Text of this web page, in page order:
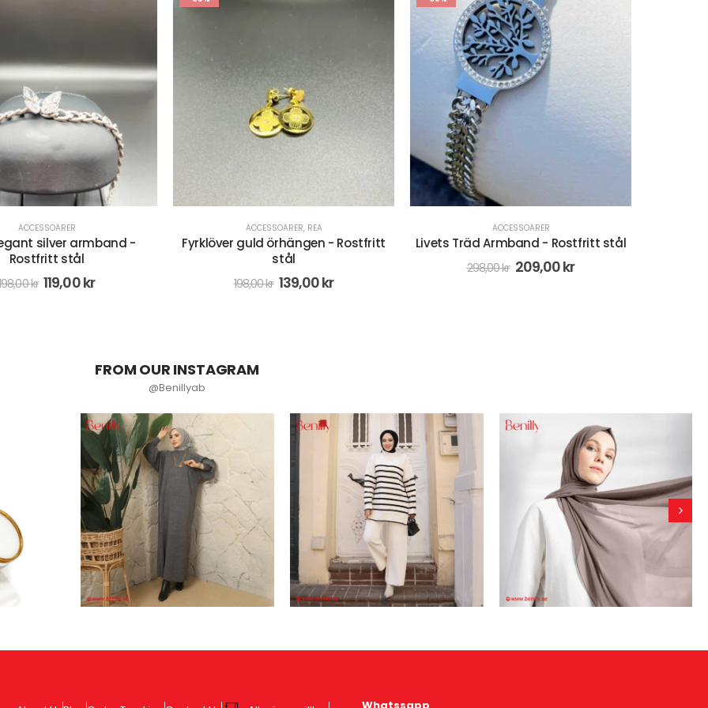
ACCESSOARER
guld örhängen - Rostfritt
stål
198,00 kr 139,00
ACCESSOARER
Livets Träd Armband - Rostfritt stål
298,00kr 209,00
OUT OF STOCK
ACCESSOARER
vacker guld armband- Rostfritt stål
244,00kr 122,00kr
FROM OUR INSTAGRAM
@Benillyab